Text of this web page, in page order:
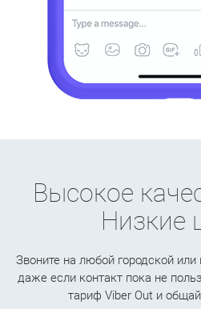
Высокое
Низкие
Звоните на любой городской
даже если контакт пока не
тариф Viber Out и